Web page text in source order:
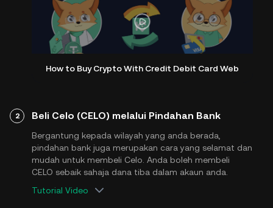
How to Buy Crypto With Credit Debit Card Web
2 Beli Celo (CELO) melalui Pindahan Bank
Bergantung kepada wilayah yang anda berada,
pindahan bank juga merupakan cara yang selamat dan
mudah untuk membeli Celo. Anda boleh membeli
CELO sebaik sahaja dana tiba dalam akaun anda.
Tutorial Video